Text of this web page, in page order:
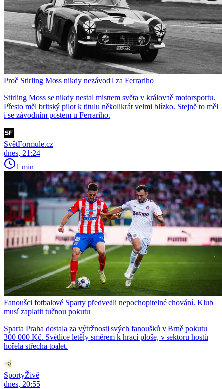
Proč Stirling Moss nikdy nezávodil za Ferrariho
Stirling Moss se nikdy nestal mistrem světa v královně motorsportu.
Přesto měl britský pilot k titulu několikrát velmi blízko. Stejně to měl
i se závodním postem u Ferrariho.
SvětFormule.cz
dnes, 21:24
1 min
Fanoušci fotbalové Sparty předvedli nepochopitelné chování. Klub
musí zaplatit tučnou pokutu
Sparta Praha dostala za výtržnosti svých fanoušků v Brně pokutu
300 000 Kč. Světlice letěly směrem k hrací ploše, v sektoru hostů
hořela střecha toalet.
SportyŽivě
dnes, 20:55